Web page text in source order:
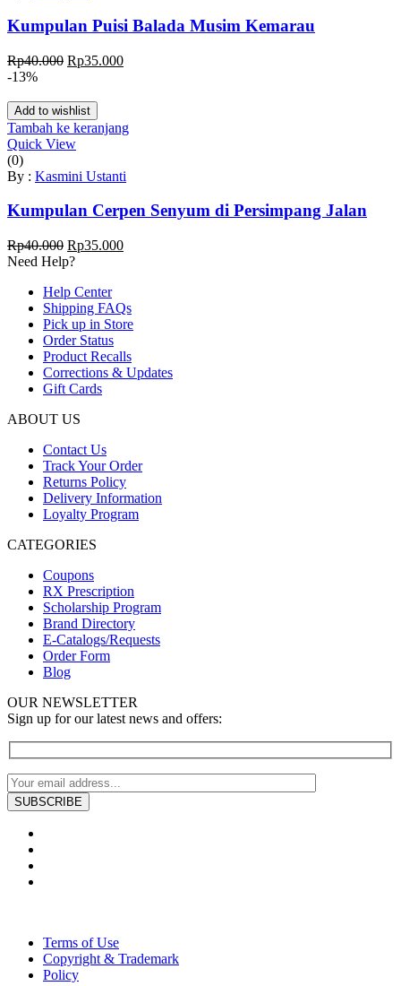
Kumpulan Puisi Balada Musim Kemarau
Rp40.000 Harga
Rp40.000.
Rp35.000Harga
Rp35.000.
-13%
Add to wishlist
Tambah ke keranjang
Quick View
(0)
By : Kasmini Ustanti
Kumpulan Cerpen Senyum di Persimpang Jalan
Rp40.000 Harga
aslinya
Rp40.000.
Rp35.000Harga
Rp35.000.
Need Help?
Help Center
Shipping FAQs
Pick up in Store
Order Status
Product Recalls
Corrections & Updates
Gift Cards
ABOUT US
Contact Us
Track Your Order
Returns Policy
Delivery Information
Loyalty Program
CATEGORIES
Coupons
RX Prescription
Scholarship Program
Brand Directory
E-Catalogs/Requests
Order Form
Blog
OUR NEWSLETTER
Sign up for our latest news and offers:
Terms of Use
Copyright & Trademark
Policy